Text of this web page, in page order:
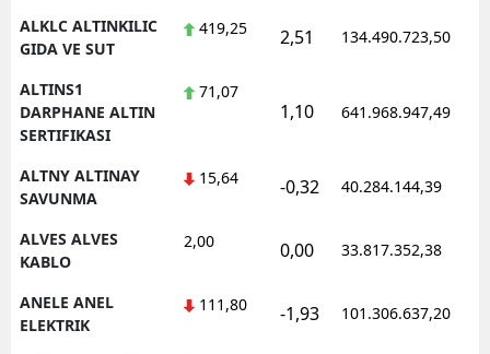
ALKLC ALTINKILIC
GIDA VE SUT
419,25 2,51 134.490.723,50
ALTINS1
DARPHANE ALTIN
SERTIFIKASI
71,07
1,10 641.968.947,49
ALTNY ALTINAY
SAVUNMA
15,64 -0,32 40.284.144,39
ALVES ALVES
KABLO
2,00 0,00 33.817.352,38
ANELE ANEL
ELEKTRIK
111,80 -1,93 101.306.637,20